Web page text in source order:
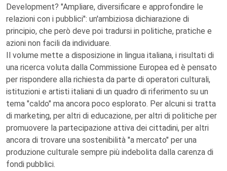
Development? "Ampliare, diversificare e approfondire le
relazioni con i pubblici": un'ambiziosa dichiarazione di
principio, che però deve poi tradursi in politiche, pratiche e
azioni non facili da individuare.
Il volume mette a disposizione in lingua italiana, i risultati di
una ricerca voluta dalla Commissione Europea ed è pensato
per rispondere alla richiesta da parte di operatori culturali,
istituzioni e artisti italiani di un quadro di riferimento su un
tema "caldo" ma ancora poco esplorato. Per alcuni si tratta
di marketing, per altri di educazione, per altri di politiche per
promuovere la partecipazione attiva dei cittadini, per altri
ancora di trovare una sostenibilità "a mercato" per una
produzione culturale sempre più indebolita dalla carenza di
fondi pubblici.